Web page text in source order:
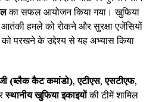
का सफल आयोजन किया गया। खुफिया
हमले को रोकने और सुरक्षा एजेंसियों
को परखने के उद्देश्य से यह अभ्यास किया
(ब्लैक कैट कमांडो),एटीएस,एसटीएफ,
स्थानीय खुफिया इकाइयोंकी टीमें शामिल